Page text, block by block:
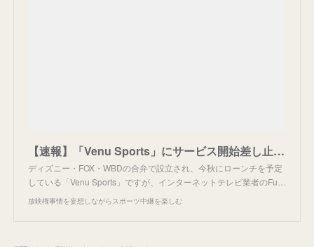
【速報】「Venu Sports」にサービス開始差し止めの仮処分。
ディズニー・FOX・WBDの合弁で設立され、今秋にローンチを予定
している「Venu Sports」ですが、インターネットテレビ業者のFu…
放映権事情を妄想しながらスポーツ中継を楽しむ